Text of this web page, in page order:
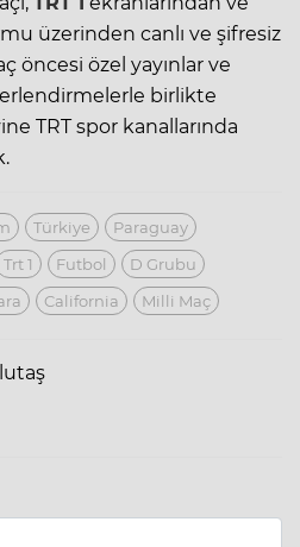
üzerinden canlı ve şifresiz
öncesi özel yayınlar ve
birlikte
TRT spor kanallarında
Türkiye
Paraguay
Trt 1 Futbol
D Grubu
California Milli Maç